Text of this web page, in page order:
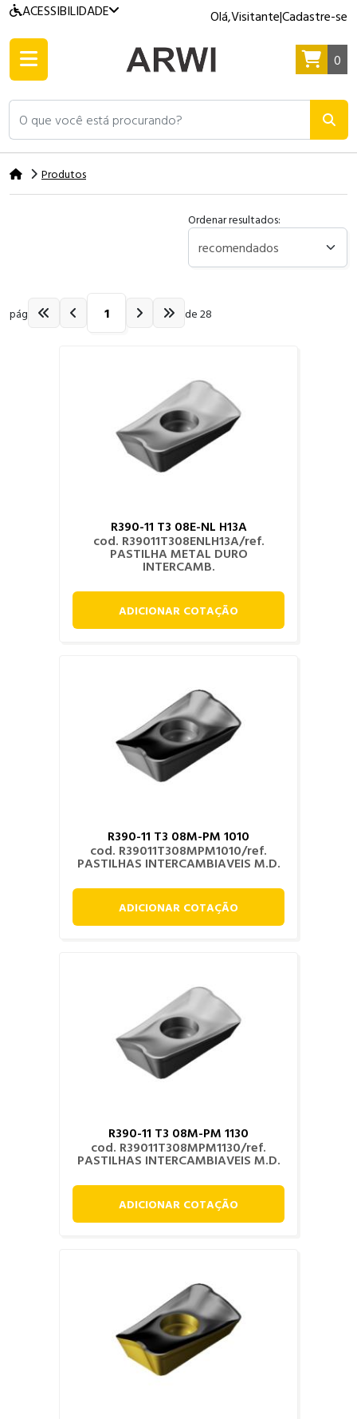
ACESSIBILIDADE Olá,Visitante|Cadastre-se
O que você está procurando?
0
Produtos
Ordenar resultados:
pág de 28
R390-11 T3 08E-NL H13A
cod. R39011T308ENLH13A/ref.
PASTILHA METAL DURO
INTERCAMB.
ADICIONAR COTAÇÃO
R390-11 T3 08M-PM 1010
cod. R39011T308MPM1010/ref.
PASTILHAS INTERCAMBIAVEIS M.D.
ADICIONAR COTAÇÃO
R390-11 T3 08M-PM 1130
cod. R39011T308MPM1130/ref.
PASTILHAS INTERCAMBIAVEIS M.D.
ADICIONAR COTAÇÃO